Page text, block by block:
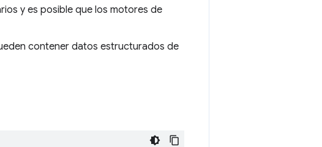
y es posible que los motores de
contener datos estructurados de